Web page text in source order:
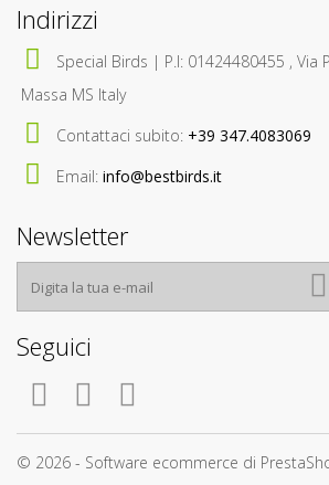
© 2026 - Software ecommerce di
Indirizzi
Special Birds | P.I: 01424480455 , Via
Massa MS Italy
Contattaci subito: +39 347.4083069
Email: info@bestbirds.it
Newsletter
Seguici